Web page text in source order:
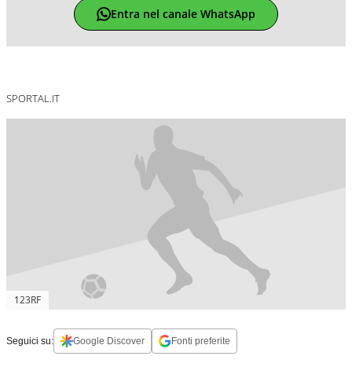
Entra nel canale WhatsApp
SPORTAL.IT
123RF
Seguici su: Google Discover Fonti preferite